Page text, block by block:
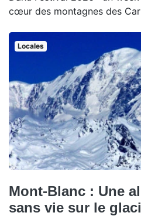
cœur des montagnes des
Locales
Mont-Blanc : Une
sans vie sur le